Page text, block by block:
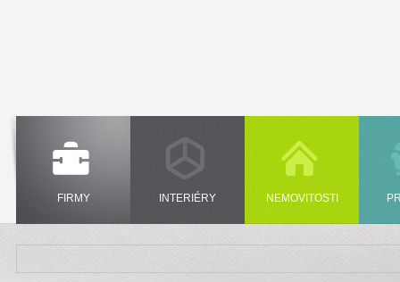
FIRMY INTERIÉRY NEMOVITOSTI